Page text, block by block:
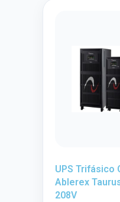
UPS Trifásico
Ablerex
208V